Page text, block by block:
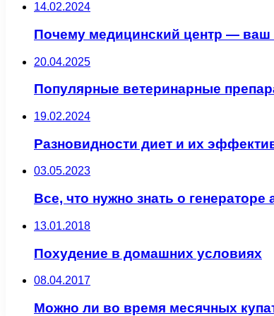
14.02.2024
Почему медицинский центр — ваш
20.04.2025
Популярные ветеринарные
19.02.2024
Разновидности диет и их
03.05.2023
Все, что нужно знать о
13.01.2018
Похудение в домашних условиях
08.04.2017
Можно ли во время месячных